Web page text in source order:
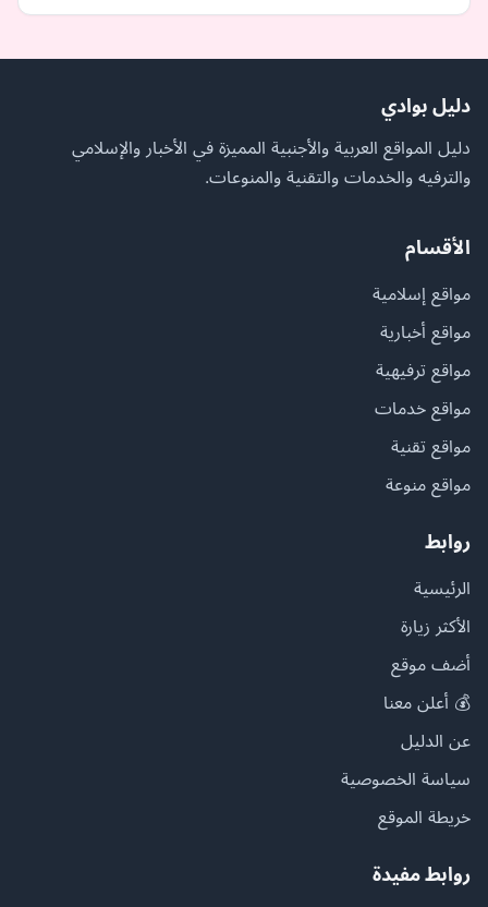
دليل بوادي
دليل المواقع العربية والأجنبية المميزة في الأخبار والإسلامي
والترفيه والخدمات والتقنية والمنوعات.
الأقسام
مواقع إسلامية
مواقع أخبارية
مواقع ترفيهية
مواقع خدمات
مواقع تقنية
مواقع منوعة
روابط
الرئيسية
الأكثر زيارة
أضف موقع
💰 أعلن معنا
عن الدليل
سياسة الخصوصية
خريطة الموقع
روابط مفيدة